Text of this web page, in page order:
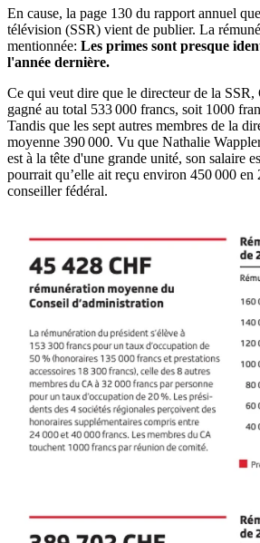
En cause, la page 130 du rapport annuel
télévision (SSR) vient de publier. La
mentionnée: Les primes sont presque
l'année dernière.
Ce qui veut dire que le directeur de la SSR,
gagné au total 533 000 francs, soit 1000
Tandis que les sept autres membres de la
moyenne 390 000. Vu que Nathalie
est à la tête d'une grande unité, son salaire
pourrait qu’elle ait reçu environ 450 000 en
conseiller fédéral.